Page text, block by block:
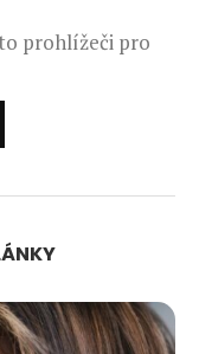
prohlížeči pro